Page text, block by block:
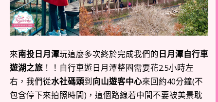
來南投日月潭玩這麼多次終於完成我們的日月潭自行車
遊湖之旅 ！！自行車遊日月潭整圈需要花2.5小時左
右，我們從水社碼頭到向山遊客中心來回約40分鐘(不
包含停下來拍照時間)，這個路線若中間不要被美景耽